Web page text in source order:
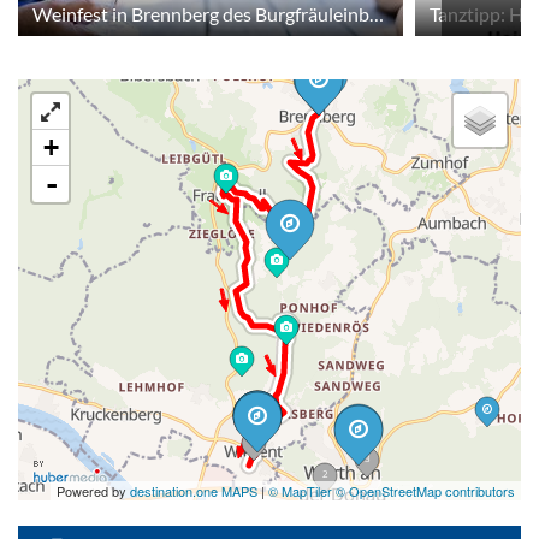
Weinfest in Brennberg des Burgfräuleinbasars in Zusammenarbeit mit dem Nachbarschaftshilfeverein
2
3
2
11
2
+
-
Powered by destination.one MAPS|© MapTiler © OpenStreetMap contributors